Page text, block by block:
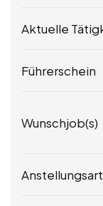
Aktuelle
Führerschein
Wunschjob(s)